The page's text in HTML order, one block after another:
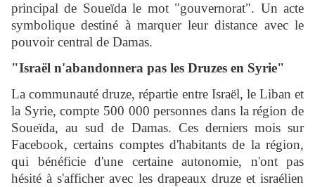
principal de Soueïda le mot "gouvernorat". Un acte
symbolique destiné à marquer leur distance avec le
pouvoir central de Damas.
"Israël n'abandonnera pas les Druzes en Syrie"
La communauté druze, répartie entre Israël, le Liban et
la Syrie, compte 500 000 personnes dans la région de
Soueïda, au sud de Damas. Ces derniers mois sur
Facebook, certains comptes d'habitants de la région,
qui bénéficie d'une certaine autonomie, n'ont pas
hésité à s'afficher avec les drapeaux druze et israélien